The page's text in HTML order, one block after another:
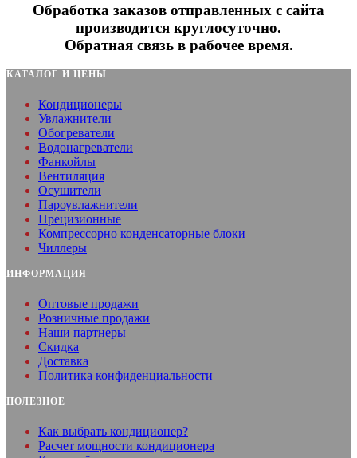
Обработка заказов отправленных с сайта
производится круглосуточно.
Обратная связь в рабочее время.
КАТАЛОГ И ЦЕНЫ
Кондиционеры
Увлажнители
Обогреватели
Водонагреватели
Фанкойлы
Вентиляция
Осушители
Пароувлажнители
Прецизионные
Компрессорно конденсаторные блоки
Чиллеры
ИНФОРМАЦИЯ
Оптовые продажи
Розничные продажи
Наши партнеры
Скидка
Доставка
Политика конфиденциальности
ПОЛЕЗНОЕ
Как выбрать кондиционер?
Расчет мощности кондиционера